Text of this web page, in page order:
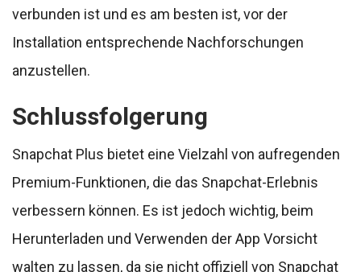
verbunden ist und es am besten ist, vor der
Installation entsprechende Nachforschungen
anzustellen.
Schlussfolgerung
Snapchat Plus bietet eine Vielzahl von aufregenden
Premium-Funktionen, die das Snapchat-Erlebnis
verbessern können. Es ist jedoch wichtig, beim
Herunterladen und Verwenden der App Vorsicht
walten zu lassen, da sie nicht offiziell von Snapchat